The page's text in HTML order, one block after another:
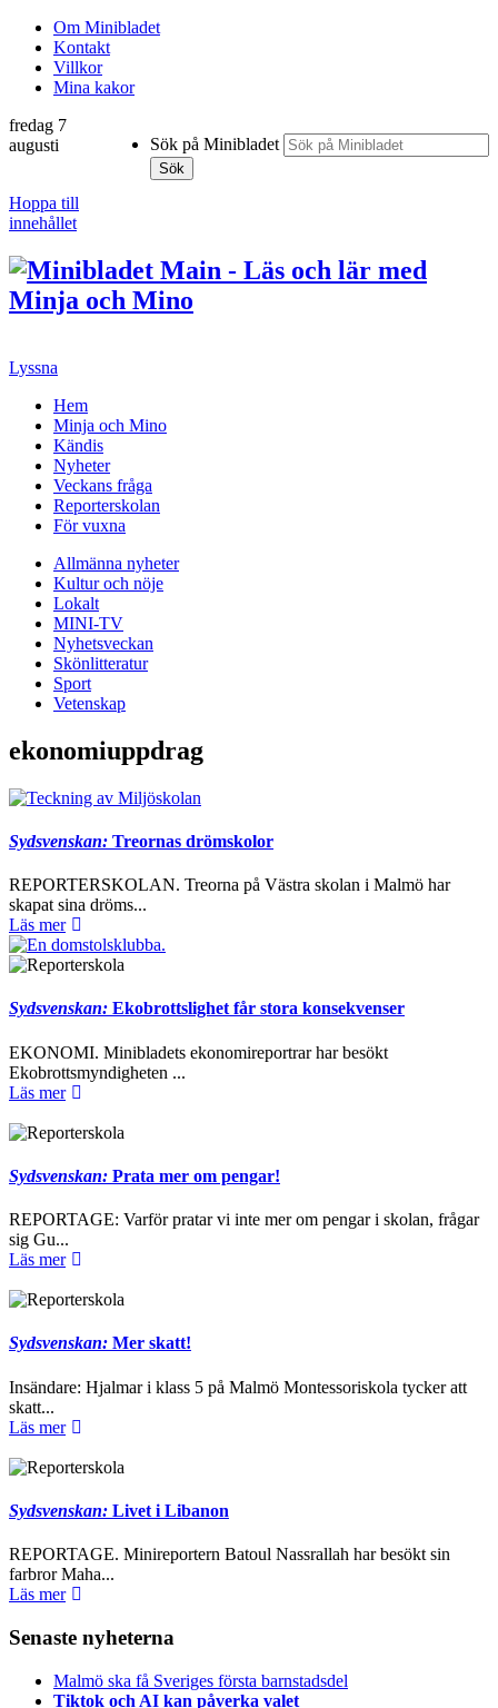
Om Minibladet
Kontakt
Villkor
Mina kakor
Sök på Minibladet
Sök
fredag 7
augusti
Hoppa till
innehållet
Lyssna
Hem
Minja och Mino
Kändis
Nyheter
Veckans fråga
Reporterskolan
För vuxna
Allmänna nyheter
Kultur och nöje
Lokalt
MINI-TV
Nyhetsveckan
Skönlitteratur
Sport
Vetenskap
ekonomiuppdrag
Sydsvenskan: Treornas drömskolor
REPORTERSKOLAN. Treorna på Västra skolan i Malmö har
skapat sina dröms...
Läs mer
Sydsvenskan: Ekobrottslighet får stora konsekvenser
EKONOMI. Minibladets ekonomireportrar har besökt
Ekobrottsmyndigheten ...
Läs mer
Sydsvenskan: Prata mer om pengar!
REPORTAGE: Varför pratar vi inte mer om pengar i skolan, frågar
sig Gu...
Läs mer
Sydsvenskan: Mer skatt!
Insändare: Hjalmar i klass 5 på Malmö Montessoriskola tycker att
skatt...
Läs mer
Sydsvenskan: Livet i Libanon
REPORTAGE. Minireportern Batoul Nassrallah har besökt sin
farbror Maha...
Läs mer
Senaste nyheterna
Malmö ska få Sveriges första barnstadsdel
Tiktok och AI kan påverka valet